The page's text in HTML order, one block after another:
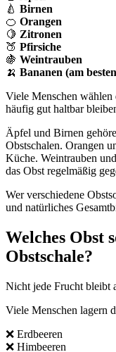
🍐 Birnen
🍊 Orangen
🍋 Zitronen
🍑 Pfirsiche
🍇 Weintrauben
🍌 Bananen (am
Viele Menschen wählen
häufig gut haltbar
Äpfel und Birnen
Obstschalen. Orangen
Küche. Weintrauben
das Obst regelmäßig
Wer verschiedene
und natürliches
Welches Obst
Obstschale?
Nicht jede Frucht bleibt
Viele Menschen lagern
❌ Erdbeeren
❌ Himbeeren